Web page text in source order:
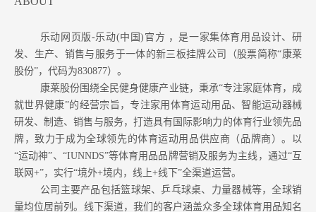
乐动网页版-乐动(中国)官方 ，是一家集体育用品设计、研
发、生产、销售与服务于一体的新三板挂牌公司（股票简称“康莱
股份”，代码为830877）。
康莱股份围绕全民健身健康产业链，秉承“专注家庭体育，成
就世界健康”的经营宗旨，专注家用体育运动用品、智能运动器械
研发、制造、销售与服务，打造具有国际影响力的体育行业领先品
牌，致力于成为全球领先的体育运动用品供应商（品牌商）。以
“运动神”、“IUNNDS”等体育用品品牌营销及服务为主线，通过“互
联网+”，实行“境外+境内，线上+线下”全渠道运营。
公司主要产品包括篮球架、乒乓球桌、力量器械等，全球销
量均位居前列。 线下渠道，我们的客户涵盖众多全球体育用品知名